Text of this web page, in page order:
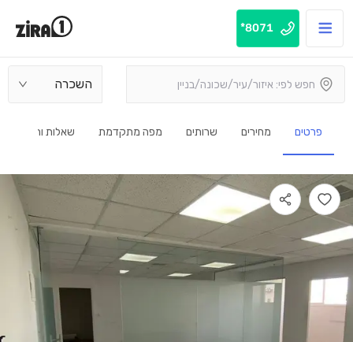
8071*
השכרה
פרטים מחירים שרותים מפה מתקדמת שאלות ותשובות